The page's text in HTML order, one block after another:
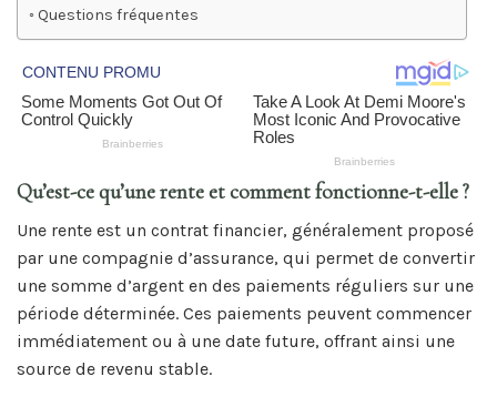
Questions fréquentes
Qu’est-ce qu’une rente et comment fonctionne-t-elle ?
Une rente est un contrat financier, généralement proposé
par une compagnie d’assurance, qui permet de convertir
une somme d’argent en des paiements réguliers sur une
période déterminée. Ces paiements peuvent commencer
immédiatement ou à une date future, offrant ainsi une
source de revenu stable.